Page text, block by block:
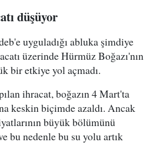
düşüyor
uyguladığı abluka şimdiye
üzerinde Hürmüz Boğazı'nın
bir etkiye yol açmadı.
ihracat, boğazın 4 Mart'ta
keskin biçimde azaldı. Ancak
büyük bölümünü
bu nedenle bu su yolu artık